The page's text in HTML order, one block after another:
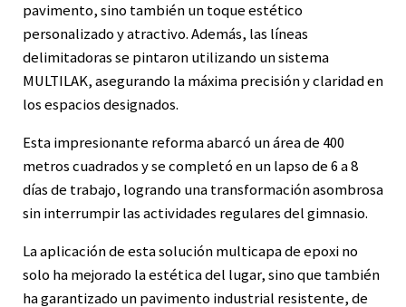
pavimento, sino también un toque estético
personalizado y atractivo. Además, las líneas
delimitadoras se pintaron utilizando un sistema
MULTILAK, asegurando la máxima precisión y claridad en
los espacios designados.
Esta impresionante reforma abarcó un área de 400
metros cuadrados y se completó en un lapso de 6 a 8
días de trabajo, logrando una transformación asombrosa
sin interrumpir las actividades regulares del gimnasio.
La aplicación de esta solución multicapa de epoxi no
solo ha mejorado la estética del lugar, sino que también
ha garantizado un pavimento industrial resistente, de